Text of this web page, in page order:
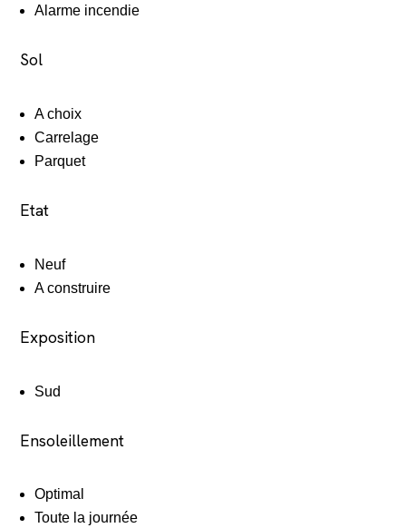
Alarme incendie
Sol
A choix
Carrelage
Parquet
Etat
Neuf
A construire
Exposition
Sud
Ensoleillement
Optimal
Toute la journée